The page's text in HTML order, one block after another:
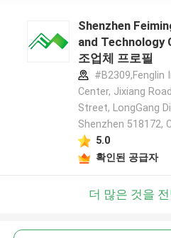
Shenzhen
and Technology
조업체 프로필
#B2309,Fenglin
Center, Jixiang
Street, LongGang
Shenzhen 518172,
5.0
확인된 공급자
더 많은 것을